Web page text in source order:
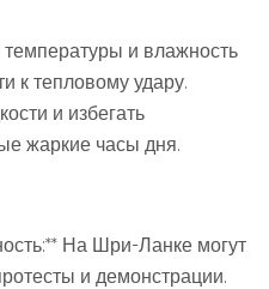
и влажность
к тепловому удару.
и избегать
жаркие часы дня.
На Шри-Ланке могут
и демонстрации.